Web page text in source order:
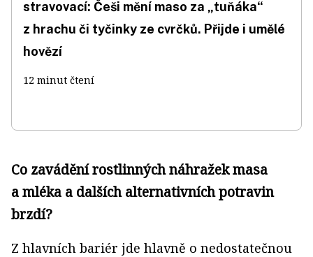
stravovací: Češi mění maso za „tuňáka“
z hrachu či tyčinky ze cvrčků. Přijde i umělé
hovězí
12 minut čtení
Co zavádění rostlinných náhražek masa
a mléka a dalších alternativních potravin
brzdí?
Z hlavních bariér jde hlavně o nedostatečnou